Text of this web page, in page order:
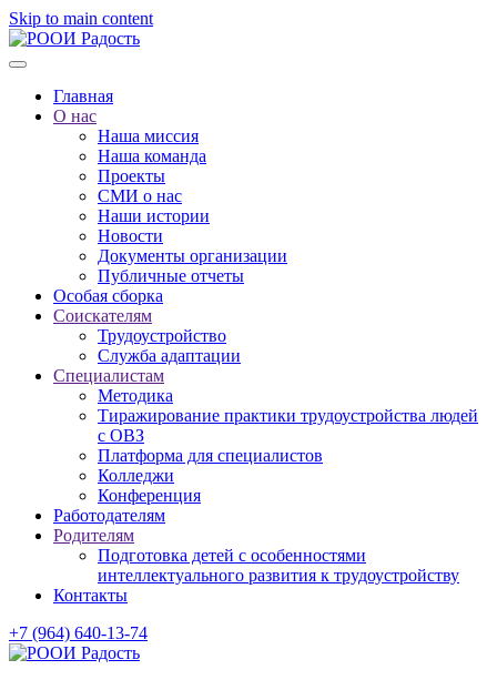
Skip to main content
Главная
О нас
Наша миссия
Наша команда
Проекты
СМИ о нас
Наши истории
Новости
Документы организации
Публичные отчеты
Особая сборка
Соискателям
Трудоустройство
Служба адаптации
Специалистам
Методика
Тиражирование практики трудоустройства людей
с ОВЗ
Платформа для специалистов
Колледжи
Конференция
Работодателям
Родителям
Подготовка детей с особенностями
интеллектуального развития к трудоустройству
Контакты
+7 (964) 640-13-74